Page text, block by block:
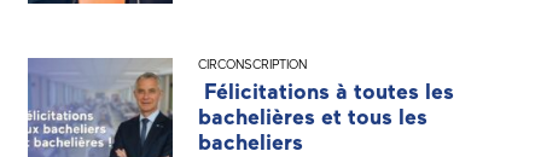
CIRCONSCRIPTION
Félicitations à toutes les
bachelières et tous les
bacheliers